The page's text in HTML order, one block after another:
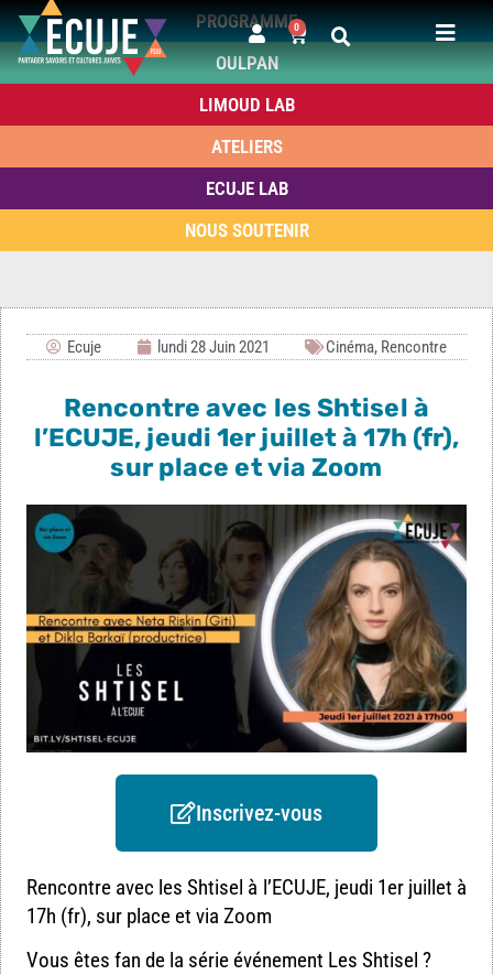
0
PROGRAMME
OULPAN
LIMOUD LAB
ATELIERS
ECUJE LAB
NOUS SOUTENIR
Ecuje lundi 28 Juin 2021 Cinéma, Rencontre
Rencontre avec les Shtisel à
l’ECUJE, jeudi 1er juillet à 17h (fr),
sur place et via Zoom
Inscrivez-vous
Rencontre avec les Shtisel à l’ECUJE, jeudi 1er juillet à
17h (fr), sur place et via Zoom
Vous êtes fan de la série événement Les Shtisel ?